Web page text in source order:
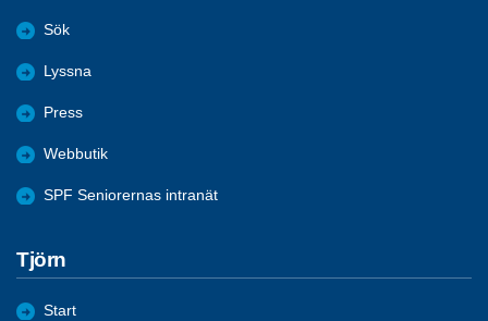
Sök
Lyssna
Press
Webbutik
SPF Seniorernas intranät
Tjörn
Start